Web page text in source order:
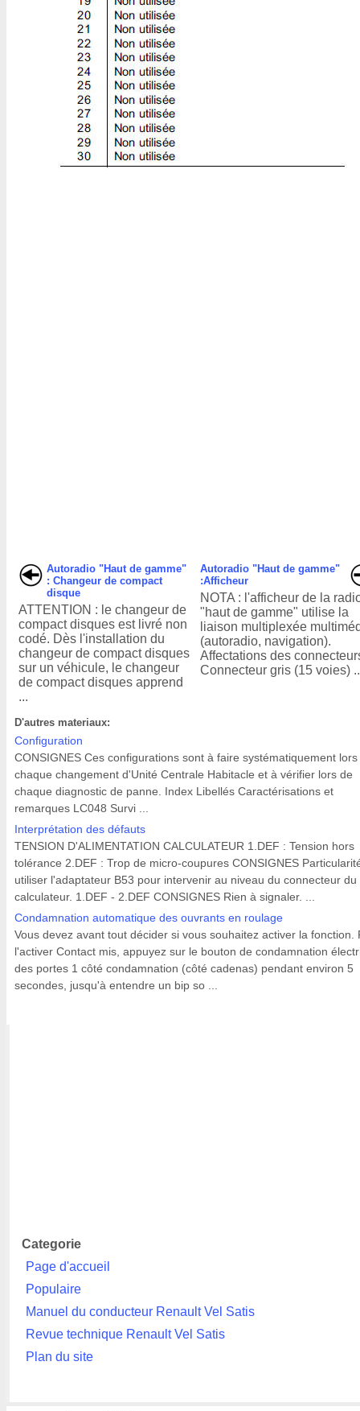
Autoradio "Haut de gamme"
: Changeur de compact
disque
ATTENTION : le changeur de
compact disques est livré non
codé. Dès l'installation du
changeur de compact disques
sur un véhicule, le changeur
de compact disques apprend
...
Autoradio "Haut de gamme"
:Afficheur
NOTA : l'afficheur de la
"haut de gamme" utilise la
liaison multiplexée
(autoradio, navigation).
Affectations des
Connecteur gris (15 voies)
D'autres materiaux:
Configuration
CONSIGNES Ces configurations sont à faire systématiquement lors
chaque changement d'Unité Centrale Habitacle et à vérifier lors de
chaque diagnostic de panne. Index Libellés Caractérisations et
remarques LC048 Survi ...
Interprétation des défauts
TENSION D'ALIMENTATION CALCULATEUR 1.DEF : Tension hors
tolérance 2.DEF : Trop de micro-coupures CONSIGNES
utiliser l'adaptateur B53 pour intervenir au niveau du connecteur du
calculateur. 1.DEF - 2.DEF CONSIGNES Rien à signaler. ...
Condamnation automatique des ouvrants en roulage
Vous devez avant tout décider si vous souhaitez activer la fonction.
l'activer Contact mis, appuyez sur le bouton de condamnation
des portes 1 côté condamnation (côté cadenas) pendant environ 5
secondes, jusqu'à entendre un bip so ...
Categorie
Page d'accueil
Populaire
Manuel du conducteur Renault Vel Satis
Revue technique Renault Vel Satis
Plan du site